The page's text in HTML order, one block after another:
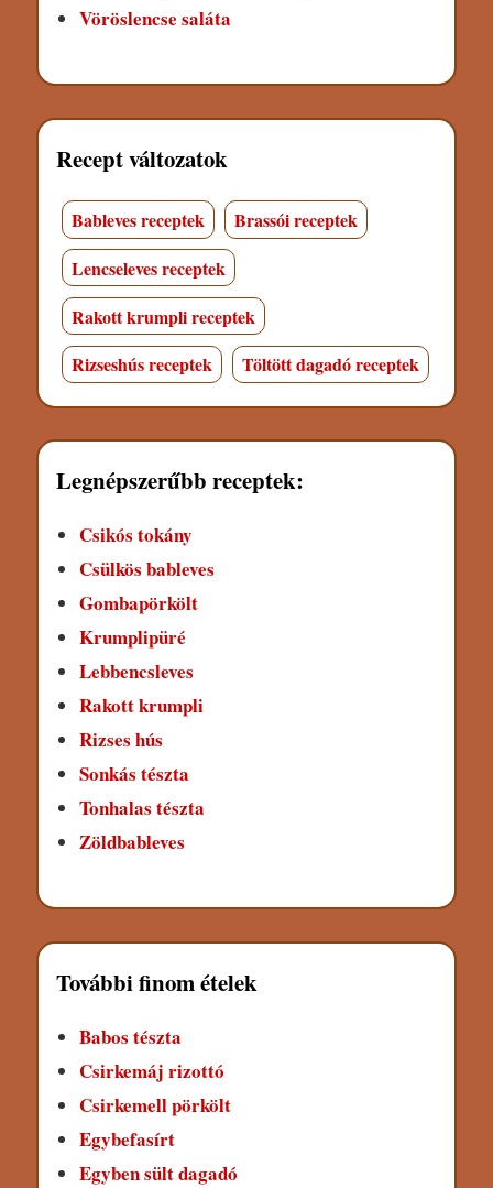
Vöröslencse saláta
Recept változatok
Bableves receptek
Brassói receptek
Lencseleves receptek
Rakott krumpli receptek
Rizseshús receptek
Töltött dagadó receptek
Legnépszerűbb receptek:
Csikós tokány
Csülkös bableves
Gombapörkölt
Krumplipüré
Lebbencsleves
Rakott krumpli
Rizses hús
Sonkás tészta
Tonhalas tészta
Zöldbableves
További finom ételek
Babos tészta
Csirkemáj rizottó
Csirkemell pörkölt
Egybefasírt
Egyben sült dagadó